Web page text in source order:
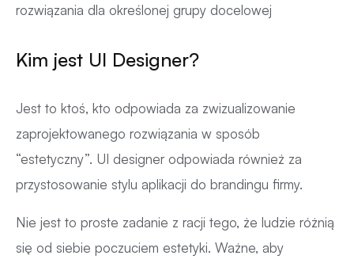
rozwiązania dla określonej grupy docelowej
Kim jest UI Designer?
Jest to ktoś, kto odpowiada za zwizualizowanie
zaprojektowanego rozwiązania w sposób
“estetyczny”. UI designer odpowiada również za
przystosowanie stylu aplikacji do brandingu firmy.
Nie jest to proste zadanie z racji tego, że ludzie różnią
się od siebie poczuciem estetyki. Ważne, aby